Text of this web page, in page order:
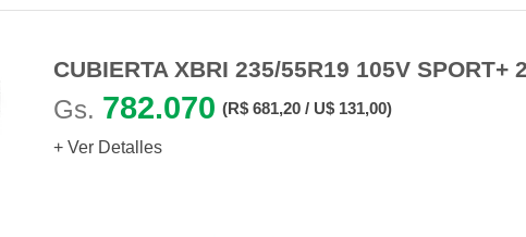
CUBIERTA XBRI 235/55R19 105V SPORT+
Gs. 782.070 (R$ 681,20 / U$ 131,00)
+ Ver Detalles